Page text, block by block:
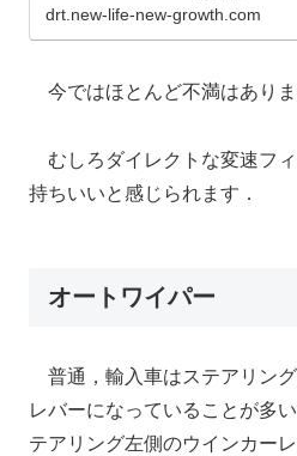
drt.new-life-new-growth.com
今ではほとんど不満はありま
むしろダイレクトな変速フ
持ちいいと感じられます．
オートワイパー
普通，輸入車はステアリン
レバーになっていることが多
テアリング左側のウインカー